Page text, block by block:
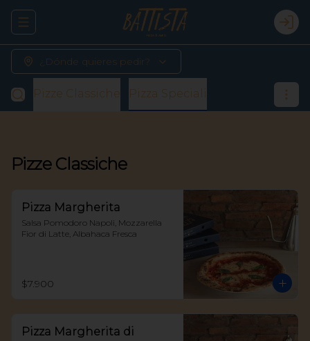
Abrir menu de navegación
¿Dónde quieres pedir?
Pizze Classiche Pizza Speciali
Pizze Classiche
Pizza Margherita
Salsa Pomodoro Napoli, Mozzarella
Fior di Latte, Albahaca Fresca
$7.900
Pizza Margherita di